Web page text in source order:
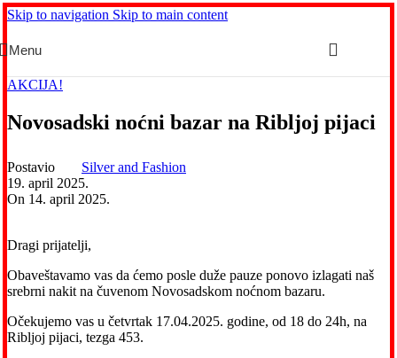
Skip to navigation Skip to main content
Menu
AKCIJA!
Novosadski noćni bazar na Ribljoj pijaci
Postavio
Silver and Fashion
19. april 2025.
On 14. april 2025.
Dragi prijatelji,
Obaveštavamo vas da ćemo posle duže pauze ponovo izlagati naš
srebrni nakit na čuvenom Novosadskom noćnom bazaru.
Očekujemo vas u četvrtak 17.04.2025. godine, od 18 do 24h, na
Ribljoj pijaci, tezga 453.